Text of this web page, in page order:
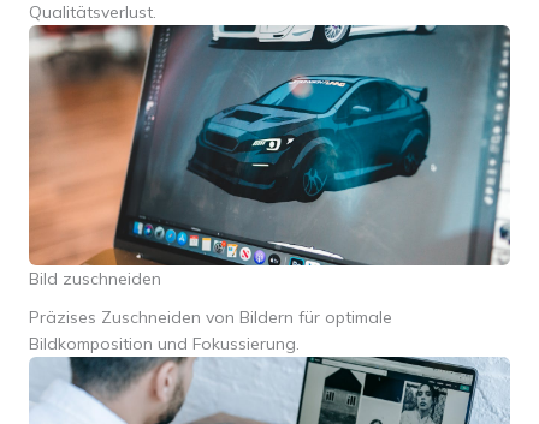
Qualitätsverlust.
Bild zuschneiden
Präzises Zuschneiden von Bildern für optimale
Bildkomposition und Fokussierung.